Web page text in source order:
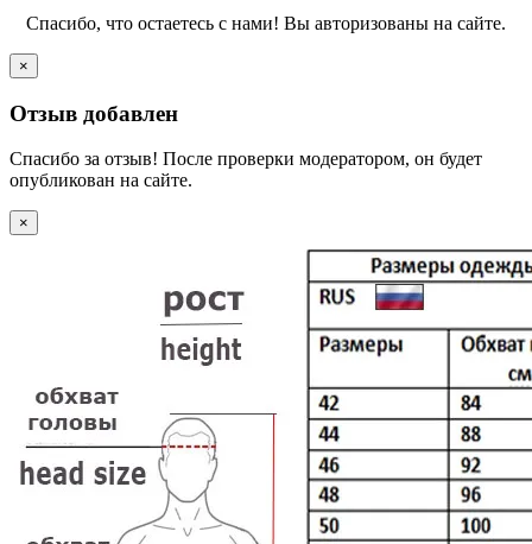
Спасибо, что остаетесь с нами! Вы авторизованы на сайте.
×
Отзыв добавлен
Спасибо за отзыв! После проверки модератором, он будет
опубликован на сайте.
×